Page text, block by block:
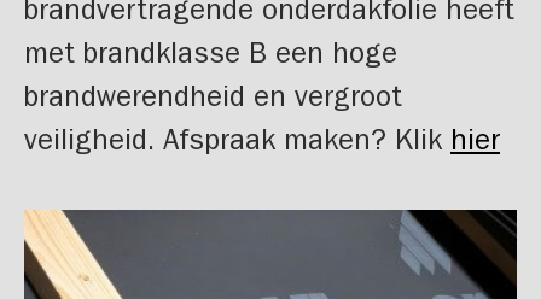
brandvertragende onderdakfolie heeft
met brandklasse B een hoge
brandwerendheid en vergroot
veiligheid. Afspraak maken? Klik hier